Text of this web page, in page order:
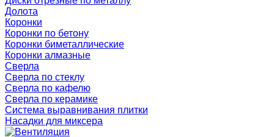
Долота
Коронки
Коронки по бетону
Коронки биметаллические
Коронки алмазные
Сверла
Сверла по стеклу
Сверла по кафелю
Сверла по керамике
Система выравнивания плитки
Насадки для миксера